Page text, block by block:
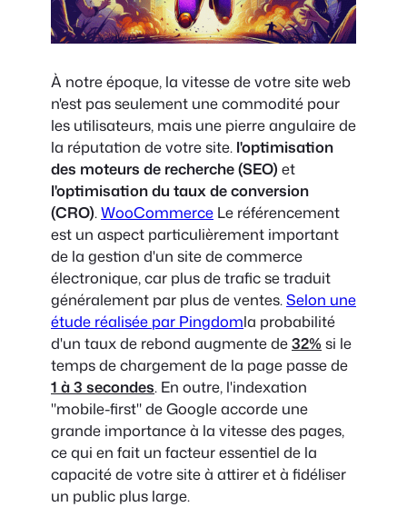
À notre époque, la vitesse de votre site web
n'est pas seulement une commodité pour
les utilisateurs, mais une pierre angulaire de
la réputation de votre site. l'optimisation
des moteurs de recherche (SEO) et
l'optimisation du taux de conversion
(CRO). WooCommerce Le référencement
est un aspect particulièrement important
de la gestion d'un site de commerce
électronique, car plus de trafic se traduit
généralement par plus de ventes. Selon une
étude réalisée par Pingdomla probabilité
d'un taux de rebond augmente de32% si le
temps de chargement de la page passe de
1 à 3 secondes. En outre, l'indexation
"mobile-first" de Google accorde une
grande importance à la vitesse des pages,
ce qui en fait un facteur essentiel de la
capacité de votre site à attirer et à fidéliser
un public plus large.